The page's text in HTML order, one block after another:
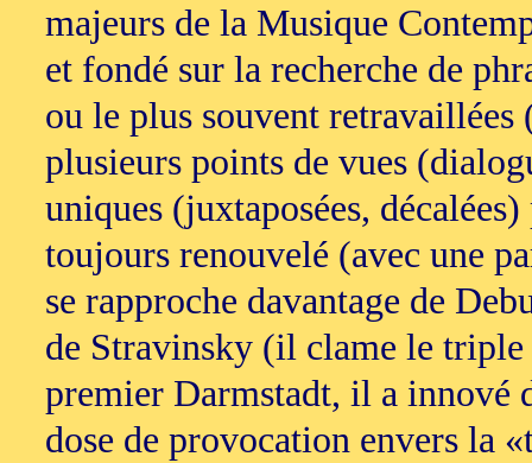
majeurs de la Musique
et fondé sur la recherche de
ou le plus souvent
plusieurs points de vues
uniques (juxtaposées,
toujours renouvelé (avec une
se rapproche davantage de
de Stravinsky (il clame le triple
premier Darmstadt, il a innové
dose de provocation envers la